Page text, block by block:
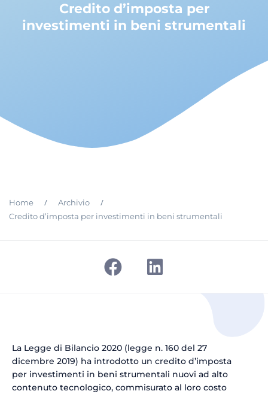
Credito d’imposta per
investimenti in beni strumentali
Home / Archivio /
Credito d’imposta per investimenti in beni strumentali
La Legge di Bilancio 2020 (legge n. 160 del 27
dicembre 2019) ha introdotto un credito d’imposta
per investimenti in beni strumentali nuovi ad alto
contenuto tecnologico, commisurato al loro costo